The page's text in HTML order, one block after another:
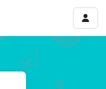
アカ